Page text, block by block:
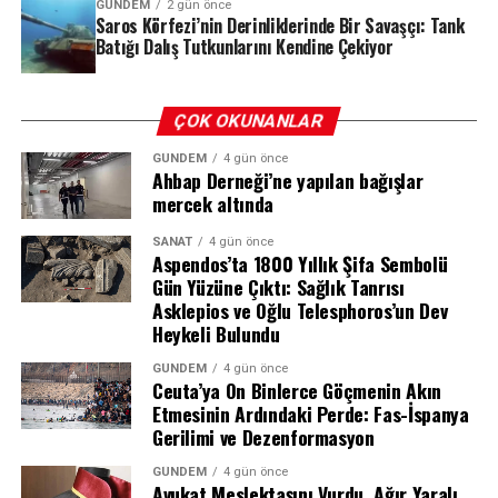
Araç üzerinde yapılan kriminal incelemede ise bagaj ve
ön yolcu koltuğunda biyolojik bulgulara rastlandı. Bu
bulgular arasında üç farklı erkeğe ait kan örneği ve bir
gözler önüne serdi.
Tanık İfadeleri ve Şüpheli Hareketler
Soruşturma kapsamında ifadesine başvurulan tanıklar,
olayın ardından aracın detaylı bir şekilde temizlendiğini,
koltuk döşemelerinin söküldüğünü ve içindeki eşyaların
yerlerinin değiştirildiğini anlattı. Bir oto yıkama
işletmecisinin ifadesinde ise araç içerisinde yoğun bir
kötü koku olduğu ve arka koltuklarda kan izleri
görüldüğü belirtildi. Tüm bu deliller doğrultusunda
kimlikleri tespit edilen N.Y. (41) ve Y.D. (26), düzenlenen
operasyonla gözaltına alındı.
“Tasarlayarak Kasten Öldürme”
GÜNDEM 2 gün önce
Saros Körfezi’nin Derinliklerinde Bir Savaşçı: Tank
Batığı Dalış Tutkunlarını Kendine Çekiyor
ÇOK OKUNANLAR
GÜNDEM 4 gün önce
Ahbap Derneği’ne yapılan bağışlar
mercek altında
SANAT 4 gün önce
Aspendos’ta 1800 Yıllık Şifa Sembolü
Gün Yüzüne Çıktı: Sağlık Tanrısı
Asklepios ve Oğlu Telesphoros’un Dev
Heykeli Bulundu
GÜNDEM 4 gün önce
Ceuta’ya On Binlerce Göçmenin Akın
Etmesinin Ardındaki Perde: Fas-İspanya
Gerilimi ve Dezenformasyon
GÜNDEM 4 gün önce